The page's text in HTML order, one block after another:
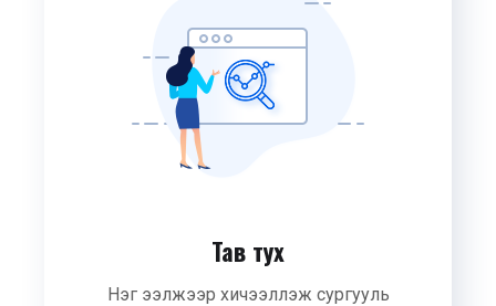
Тав тух
Нэг ээлжээр хичээллэж сургууль